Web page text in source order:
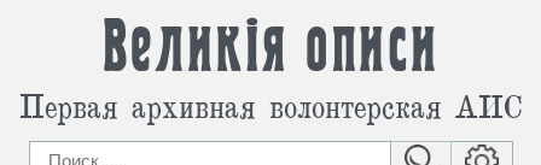
Великія описи
Первая архивная волонтерская АИС